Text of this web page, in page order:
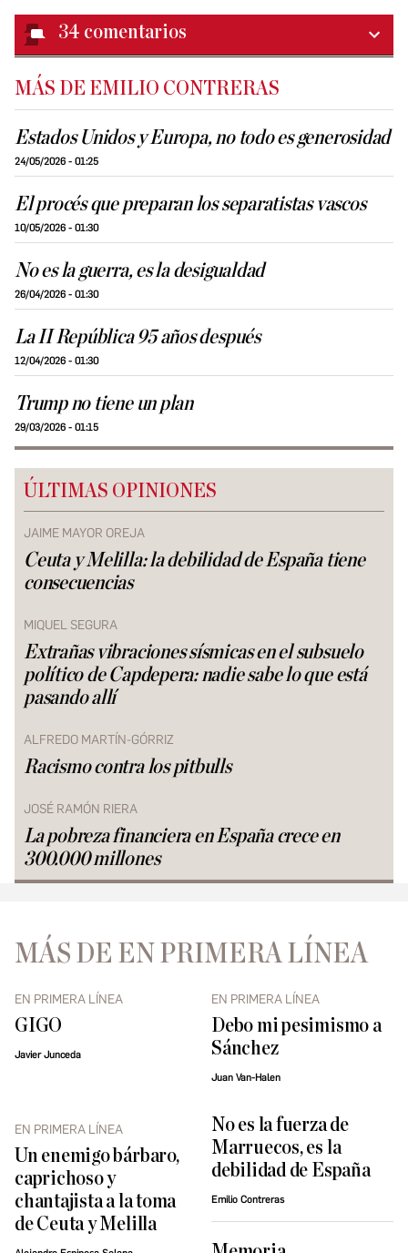
34 comentarios
MÁS DE EMILIO CONTRERAS
Estados Unidos y Europa, no todo es generosidad
24/05/2026 - 01:25
El procés que preparan los separatistas vascos
10/05/2026 - 01:30
No es la guerra, es la desigualdad
26/04/2026 - 01:30
La II República 95 años después
12/04/2026 - 01:30
Trump no tiene un plan
29/03/2026 - 01:15
ÚLTIMAS OPINIONES
JAIME MAYOR OREJA
Ceuta y Melilla: la debilidad de España tiene
consecuencias
MIQUEL SEGURA
Extrañas vibraciones sísmicas en el subsuelo
político de Capdepera: nadie sabe lo que está
pasando allí
ALFREDO MARTÍN-GÓRRIZ
Racismo contra los pitbulls
JOSÉ RAMÓN RIERA
La pobreza financiera en España crece en
300.000 millones
MÁS DE EN PRIMERA LÍNEA
EN PRIMERA LÍNEA
GIGO
Javier Junceda
EN PRIMERA LÍNEA
Debo mi pesimismo a
Sánchez
Juan Van-Halen
EN PRIMERA LÍNEA
Un enemigo bárbaro,
caprichoso y
chantajista a la toma
de Ceuta y Melilla
No es la fuerza de
Marruecos, es la
debilidad de España
Emilio Contreras